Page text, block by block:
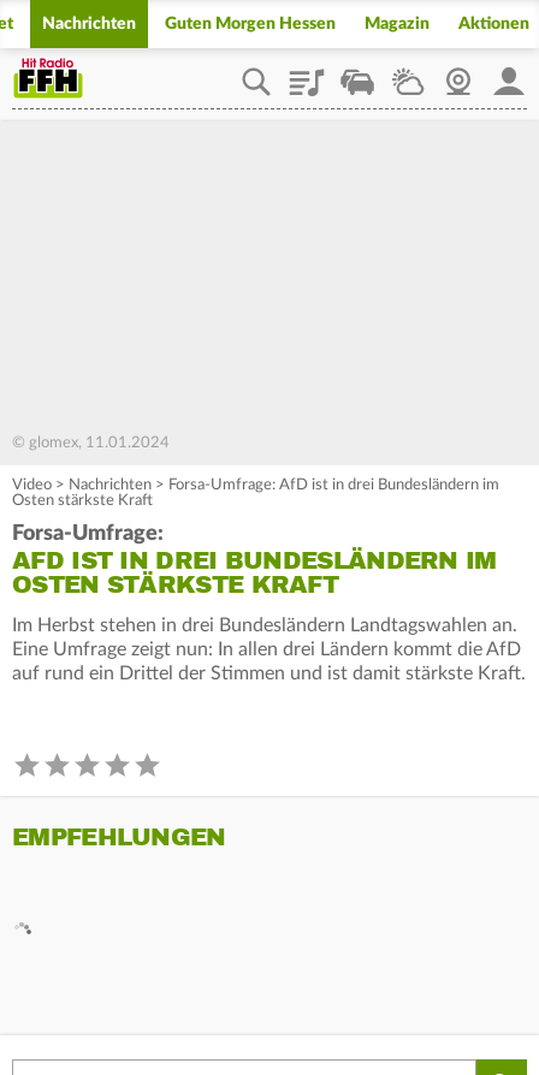
Nachrichten Guten Morgen Hessen Magazin Aktionen
PlaylistStaupilotWetterWebcam
© glomex, 11.01.2024
Video > Nachrichten > Forsa-Umfrage: AfD ist in drei Bundesländern im
Osten stärkste Kraft
Forsa-Umfrage:
AFD IST IN DREI BUNDESLÄNDERN IM
OSTEN STÄRKSTE KRAFT
Im Herbst stehen in drei Bundesländern Landtagswahlen an.
Eine Umfrage zeigt nun: In allen drei Ländern kommt die AfD
auf rund ein Drittel der Stimmen und ist damit stärkste Kraft.
EMPFEHLUNGEN